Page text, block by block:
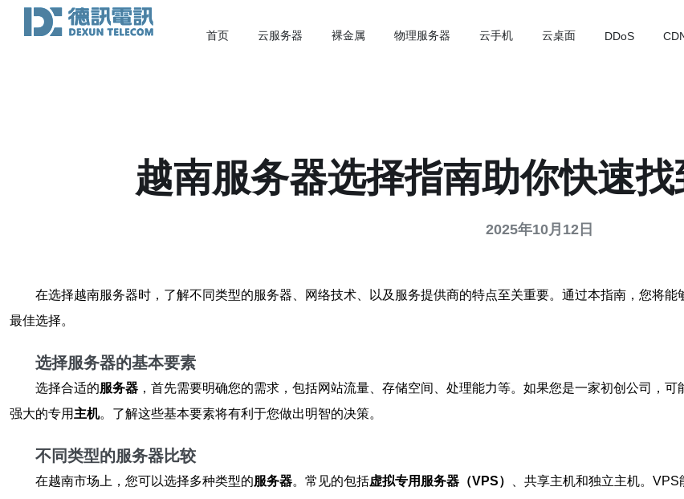
首页 云服务器 裸金属 物理服务器 云手机 云桌面 DDoS
越南服务器选择指南助你快速
2025年10月12日
在选择越南服务器时，了解不同类型的服务器、网络技术、以及服务提供商的特点至关重要。通过本指南，您将能
最佳选择。
选择服务器的基本要素
选择合适的服务器 ，首先需要明确您的需求，包括网站流量、存储空间、处理能力等。如果您是一家初创公司，可
强大的专用 主机。了解这些基本要素将有利于您做出明智的决策。
不同类型的服务器比较
在越南市场上，您可以选择多种类型的服务器。常见的包括虚拟专用服务器（VPS）
、共享主机和独立主机。